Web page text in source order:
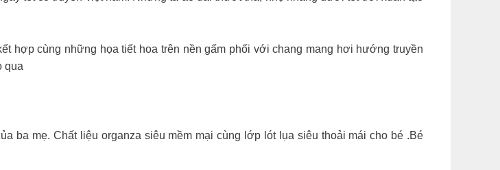
hợp cùng những họa tiết hoa trên nền gấm phối với chang mang hơi hướng truyền
qua
ba mẹ. Chất liệu organza siêu mềm mại cùng lớp lót lụa siêu thoải mái cho bé .Bé